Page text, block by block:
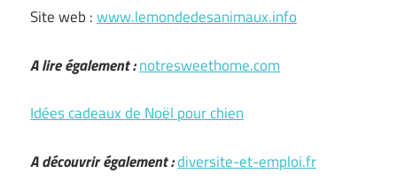
Site web :www.lemondedesanimaux.info
A lire également :notresweethome.com
Idées cadeaux de Noël pour chien
A découvrir également :diversite-et-emploi.fr